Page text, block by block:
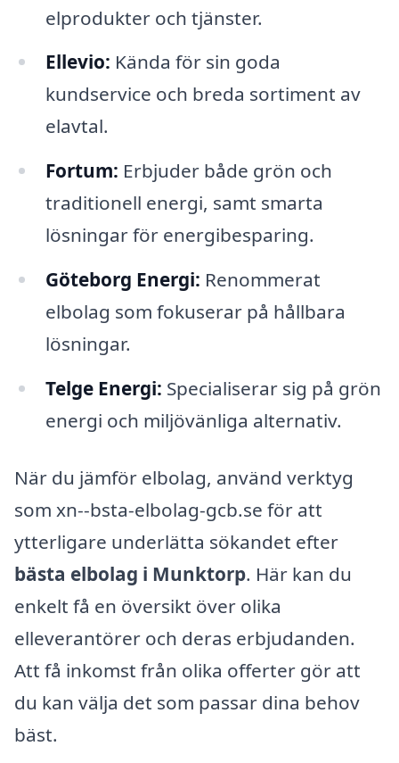
elprodukter och tjänster.
Ellevio: Kända för sin goda
kundservice och breda sortiment av
elavtal.
Fortum: Erbjuder både grön och
traditionell energi, samt smarta
lösningar för energibesparing.
Göteborg Energi: Renommerat
elbolag som fokuserar på hållbara
lösningar.
Telge Energi: Specialiserar sig på grön
energi och miljövänliga alternativ.
När du jämför elbolag, använd verktyg
som xn--bsta-elbolag-gcb.se för att
ytterligare underlätta sökandet efter
bästa elbolag i Munktorp. Här kan du
enkelt få en översikt över olika
elleverantörer och deras erbjudanden.
Att få inkomst från olika offerter gör att
du kan välja det som passar dina behov
bäst.